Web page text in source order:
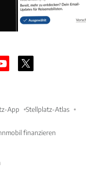
App Stellplatz-Atlas
finanzieren